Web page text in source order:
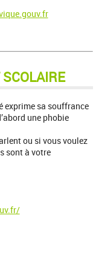
exprime sa souffrance
une phobie
ou si vous voulez
sont à votre